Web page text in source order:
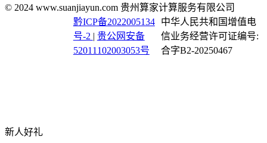
© 2024 www.suanjiayun.com 贵州算家计算服务有限公司
黔ICP备2022005134
号-2 | 贵公网安备
52011102003053号
中华人民共和国增值电
信业务经营许可证编号:
合字B2-20250467
新人好礼